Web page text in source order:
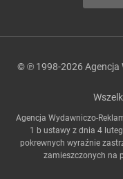
© ℗ 1998-2026 Agencja
Agencja Wydawniczo-
1 b ustawy z dnia 4
pokrewnych wyraźnie
zamieszczonych na